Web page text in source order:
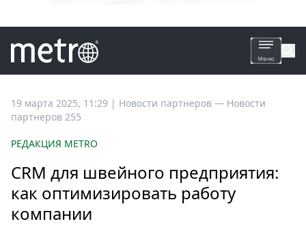
Все
новости
Петербург
Мир
Здоровье
Еда
19 марта 2025, 11:29 | Новости партнеров — Новости
партнеров 255
РЕДАКЦИЯ METRO
CRM для швейного предприятия:
как оптимизировать работу
компании